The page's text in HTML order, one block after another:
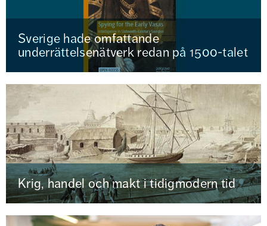
Sverige hade omfattande
underrättelsenätverk redan på 1500-talet
Krig, handel och makt i tidigmodern tid